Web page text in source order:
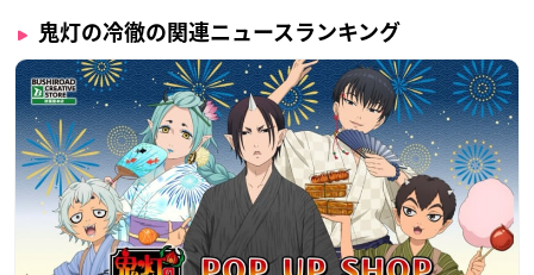
鬼灯の冷徹の関連ニュースランキング